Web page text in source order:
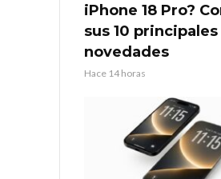
iPhone 18 Pro?
sus 10 principales
novedades
Hace 14 horas